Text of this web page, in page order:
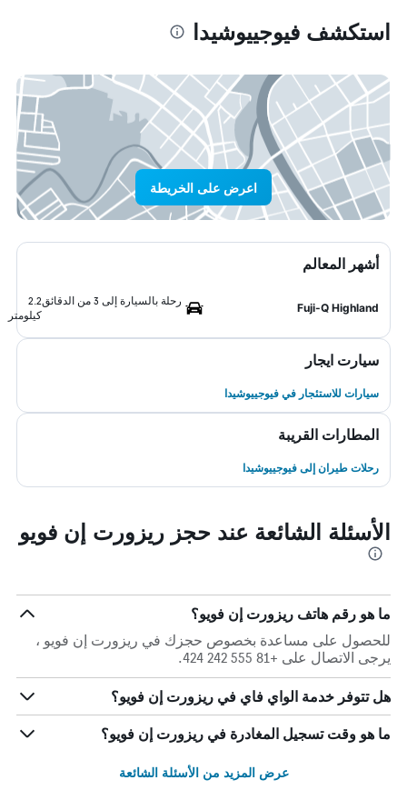
استكشف فيوجييوشيدا
اعرض على الخريطة
أشهر المعالم
Fuji-Q Highland
رحلة بالسيارة إلى 3 من الدقائق
2.2
كيلومتر
سيارت ايجار
سيارات للاستئجار في فيوجييوشيدا
المطارات القريبة
رحلات طيران إلى فيوجييوشيدا
الأسئلة الشائعة عند حجز ريزورت إن فويو
ما هو رقم هاتف ريزورت إن فويو؟
للحصول على مساعدة بخصوص حجزك في ريزورت إن فويو ،
يرجى الاتصال على +81 555 242 424.
هل تتوفر خدمة الواي فاي في ريزورت إن فويو؟
ما هو وقت تسجيل المغادرة في ريزورت إن فويو؟
عرض المزيد من الأسئلة الشائعة